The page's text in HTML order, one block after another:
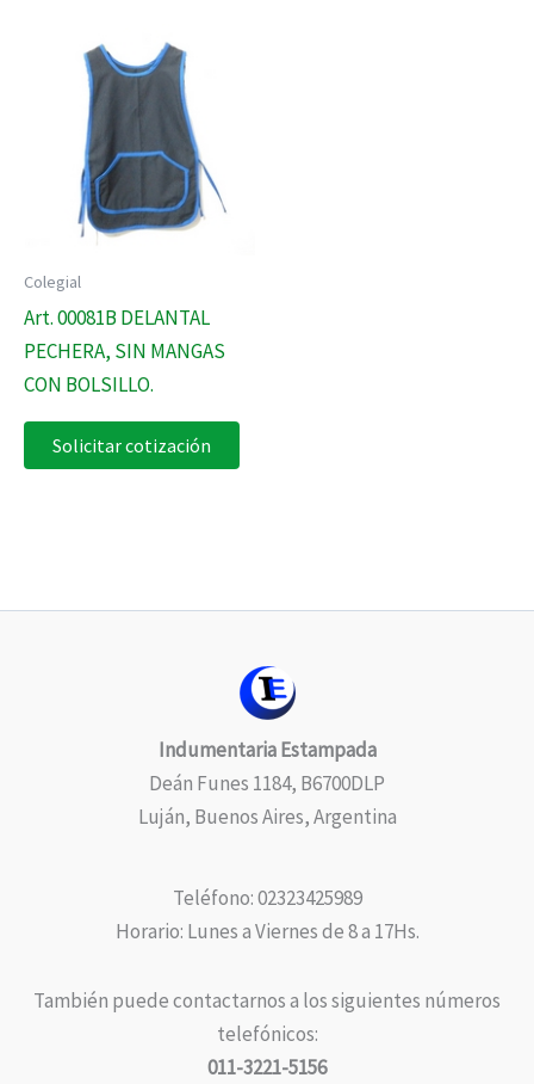
Colegial
Art. 00081B DELANTAL
PECHERA, SIN MANGAS
CON BOLSILLO.
Solicitar cotización
Indumentaria Estampada
Deán Funes 1184, B6700DLP
Luján, Buenos Aires, Argentina
Teléfono: 02323425989
Horario: Lunes a Viernes de 8 a 17Hs.
También puede contactarnos a los siguientes números
telefónicos:
011-3221-5156